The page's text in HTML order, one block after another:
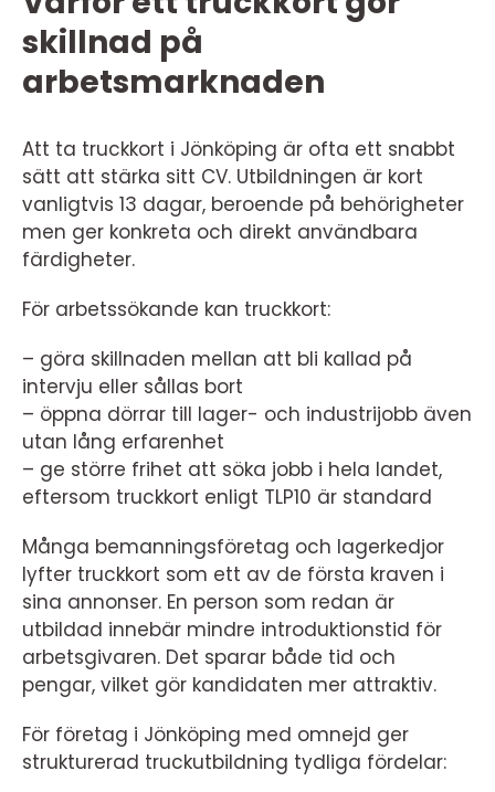
skillnad på
arbetsmarknaden
Att ta truckkort i Jönköping är ofta ett snabbt
sätt att stärka sitt CV. Utbildningen är kort
vanligtvis 13 dagar, beroende på behörigheter
men ger konkreta och direkt användbara
färdigheter.
För arbetssökande kan truckkort:
– göra skillnaden mellan att bli kallad på
intervju eller sållas bort
– öppna dörrar till lager- och industrijobb även
utan lång erfarenhet
– ge större frihet att söka jobb i hela landet,
eftersom truckkort enligt TLP10 är standard
Många bemanningsföretag och lagerkedjor
lyfter truckkort som ett av de första kraven i
sina annonser. En person som redan är
utbildad innebär mindre introduktionstid för
arbetsgivaren. Det sparar både tid och
pengar, vilket gör kandidaten mer attraktiv.
För företag i Jönköping med omnejd ger
strukturerad truckutbildning tydliga fördelar: